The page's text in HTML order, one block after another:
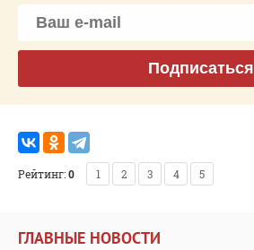
Подписаться
Рейтинг:0 1 2 3 4 5
ГЛАВНЫЕ НОВОСТИ